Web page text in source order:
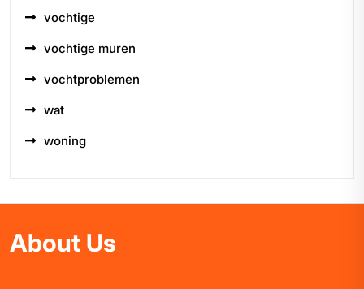
vochtige
vochtige muren
vochtproblemen
wat
woning
About Us